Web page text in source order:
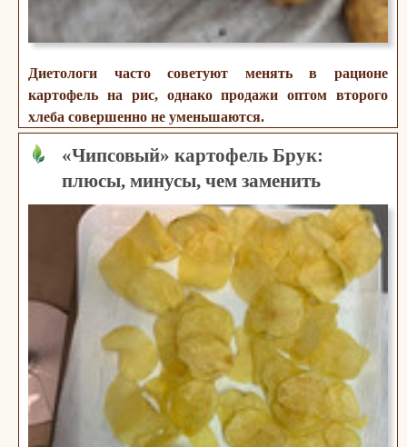
Диетологи часто советуют менять в рационе
картофель на рис, однако продажи оптом второго
хлеба совершенно не уменьшаются.
«Чипсовый» картофель Брук:
плюсы, минусы, чем заменить